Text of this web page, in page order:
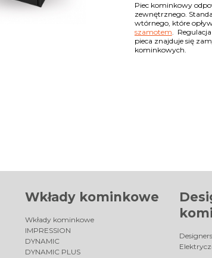
Piec kominkowy
zewnętrznego.
wtórnego, które
szamotem.
pieca znajduje się
kominkowych.
Wkłady kominkowe
Wkłady kominkowe
IMPRESSION
DYNAMIC
DYNAMIC PLUS